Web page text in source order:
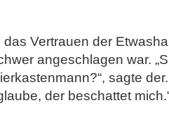
Vertrauen der
angeschlagen war.
sagte
der beschattet